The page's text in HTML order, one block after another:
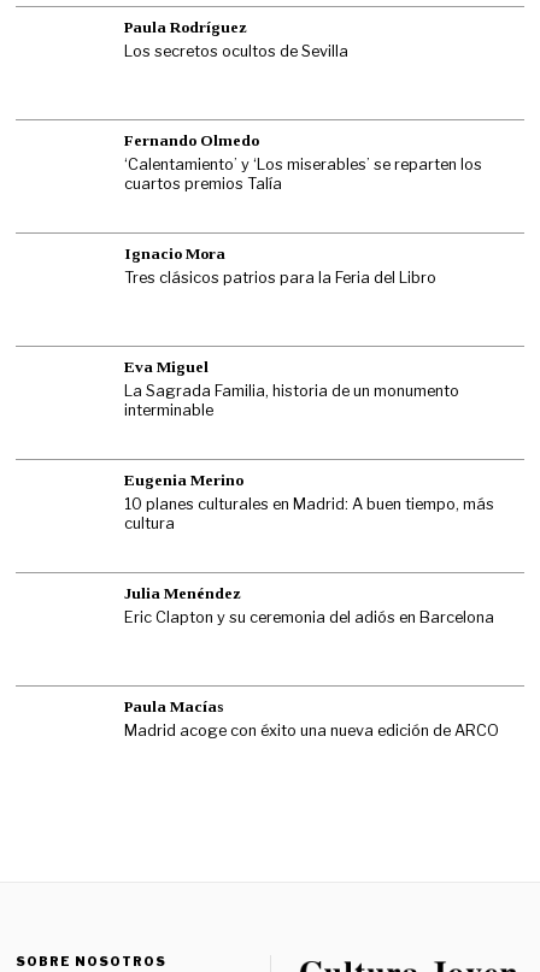
Paula Rodríguez
Los secretos ocultos de Sevilla
Fernando Olmedo
‘Calentamiento’ y ‘Los miserables’ se reparten los
cuartos premios Talía
Ignacio Mora
Tres clásicos patrios para la Feria del Libro
Eva Miguel
La Sagrada Familia, historia de un monumento
interminable
Eugenia Merino
10 planes culturales en Madrid: A buen tiempo, más
cultura
Julia Menéndez
Eric Clapton y su ceremonia del adiós en Barcelona
Paula Macías
Madrid acoge con éxito una nueva edición de ARCO
SOBRE NOSOTROS